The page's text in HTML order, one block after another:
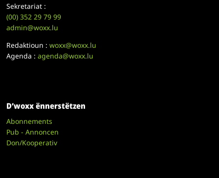
Sekretariat :
(00)352 29 79 99
admin@woxx.lu
Redaktioun :woxx@woxx.lu
Agenda :agenda@woxx.lu
D’woxx ënnerstëtzen
Abonnements
Pub - Annoncen
Don/Kooperativ